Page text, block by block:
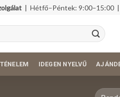
| Hétfő–Péntek: 9:00–15:00
IDEGEN NYELVŰ